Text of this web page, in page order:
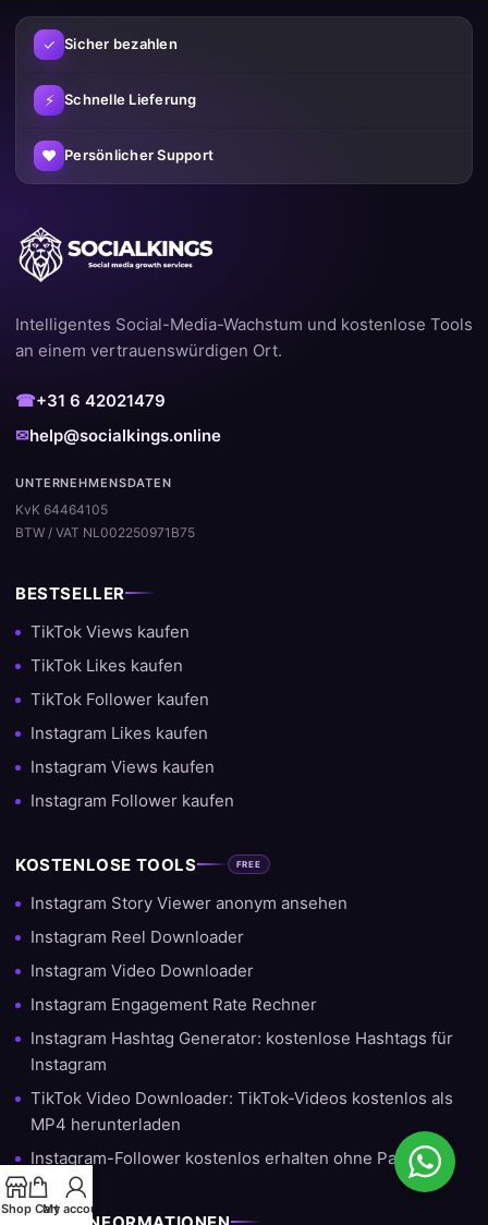
✓ Sicher bezahlen
⚡ Schnelle Lieferung
♥ Persönlicher Support
Intelligentes Social-Media-Wachstum und kostenlose Tools
an einem vertrauenswürdigen Ort.
☎+31 6 42021479
✉help@socialkings.online
UNTERNEHMENSDATEN
KvK 64464105
BTW / VAT NL002250971B75
BESTSELLER
TikTok Views kaufen
TikTok Likes kaufen
TikTok Follower kaufen
Instagram Likes kaufen
Instagram Views kaufen
Instagram Follower kaufen
KOSTENLOSE TOOLS FREE
Instagram Story Viewer anonym ansehen
Instagram Reel Downloader
Instagram Video Downloader
Instagram Engagement Rate Rechner
Instagram Hashtag Generator: kostenlose Hashtags für
Instagram
TikTok Video Downloader: TikTok-Videos kostenlos als
MP4 herunterladen
Instagram-Follower kostenlos erhalten ohne Passwort
Shop Cart
My account